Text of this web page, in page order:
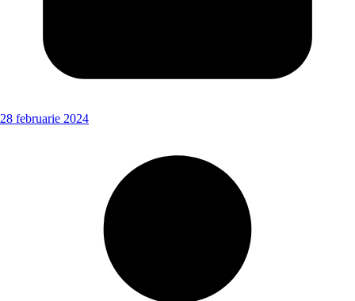
28 februarie 2024